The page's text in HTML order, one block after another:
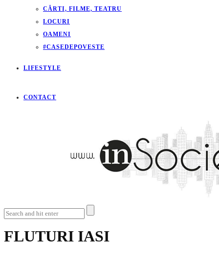
CĂRTI, FILME, TEATRU
LOCURI
OAMENI
#CASEDEPOVESTE
LIFESTYLE
CONTACT
FLUTURI IASI